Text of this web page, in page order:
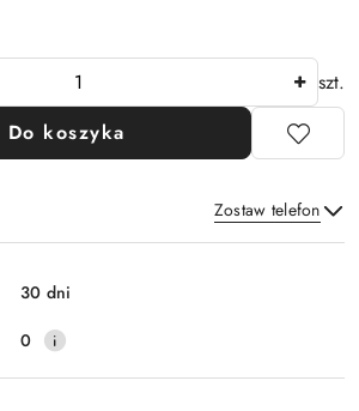
szt.
Do koszyka
Zostaw telefon
30 dni
0